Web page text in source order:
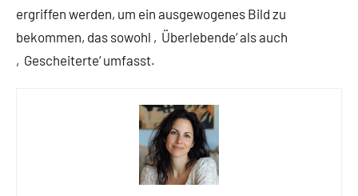
ergriffen werden, um ein ausgewogenes Bild zu
bekommen, das sowohl ‚Überlebende‘ als auch
‚Gescheiterte‘ umfasst.